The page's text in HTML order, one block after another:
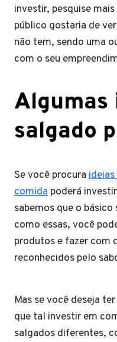
investir, pesquise
público gostaria de
não tem, sendo uma
com o seu
Algumas
salgado
Se você procura
comida poderá
sabemos que o
como essas, você
produtos e fazer com
reconhecidos pelo
Mas se você deseja
que tal investir em
salgados diferentes,